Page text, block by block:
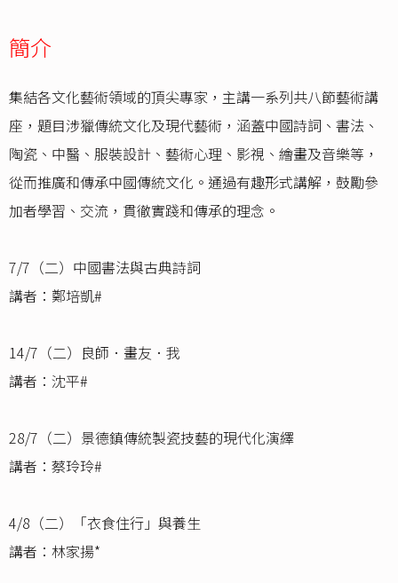
簡介
集結各文化藝術領域的頂尖專家，主講一系列共八節藝術講
座，題目涉獵傳統文化及現代藝術，涵蓋中國詩詞、書法、
陶瓷、中醫、服裝設計、藝術心理、影視、繪畫及音樂等，
從而推廣和傳承中國傳統文化。通過有趣形式講解，鼓勵參
加者學習、交流，貫徹實踐和傳承的理念。
7/7（二）中國書法與古典詩詞
講者：鄭培凱#
14/7（二）良師．畫友．我
講者：沈平#
28/7（二）景德鎮傳統製瓷技藝的現代化演繹
講者：蔡玲玲#
4/8（二）「衣食住行」與養生
講者：林家揚*